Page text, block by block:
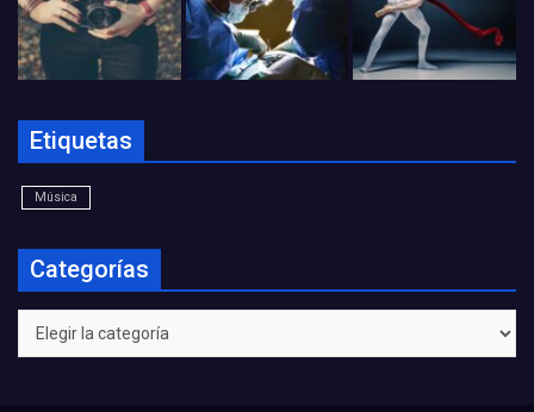
Etiquetas
Música
Categorías
Categorías